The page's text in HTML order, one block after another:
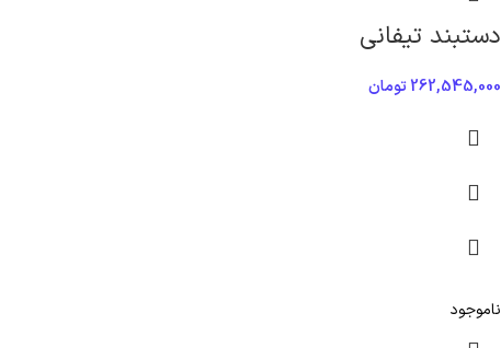
دستبند تیفانی
262,545,000تومان
ناموجود